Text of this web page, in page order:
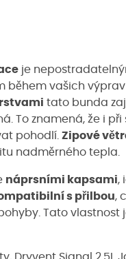
je
vašich
tato bunda
To znamená, že i
pohodlí. Zipové
nadměrného tepla.
náprsními kapsami,
s přilbou,
Tato vlastnost